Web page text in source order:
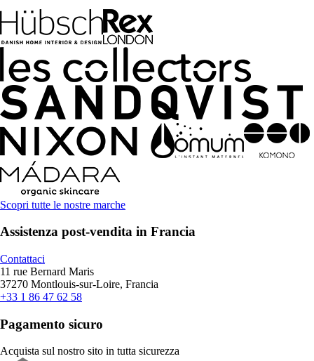
Scopri tutte le nostre marche
Assistenza post-vendita in Francia
Contattaci
11 rue Bernard Maris
37270 Montlouis-sur-Loire, Francia
+33 1 86 47 62 58
Pagamento sicuro
Acquista sul nostro sito in tutta sicurezza